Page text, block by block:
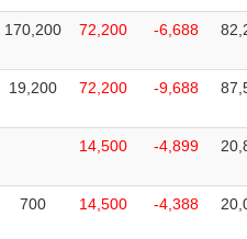
170,200 72,200 -6,688
19,200 72,200 -9,688
14,500 -4,899
700 14,500 -4,388